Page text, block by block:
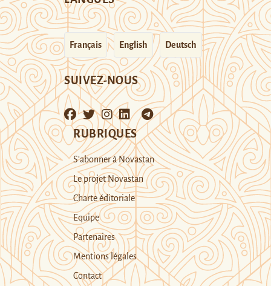
Français English Deutsch
SUIVEZ-NOUS
RUBRIQUES
S’abonner à Novastan
Le projet Novastan
Charte éditoriale
Equipe
Partenaires
Mentions légales
Contact